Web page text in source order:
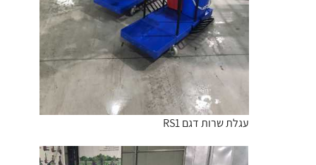
עגלת שרות דגם RS1